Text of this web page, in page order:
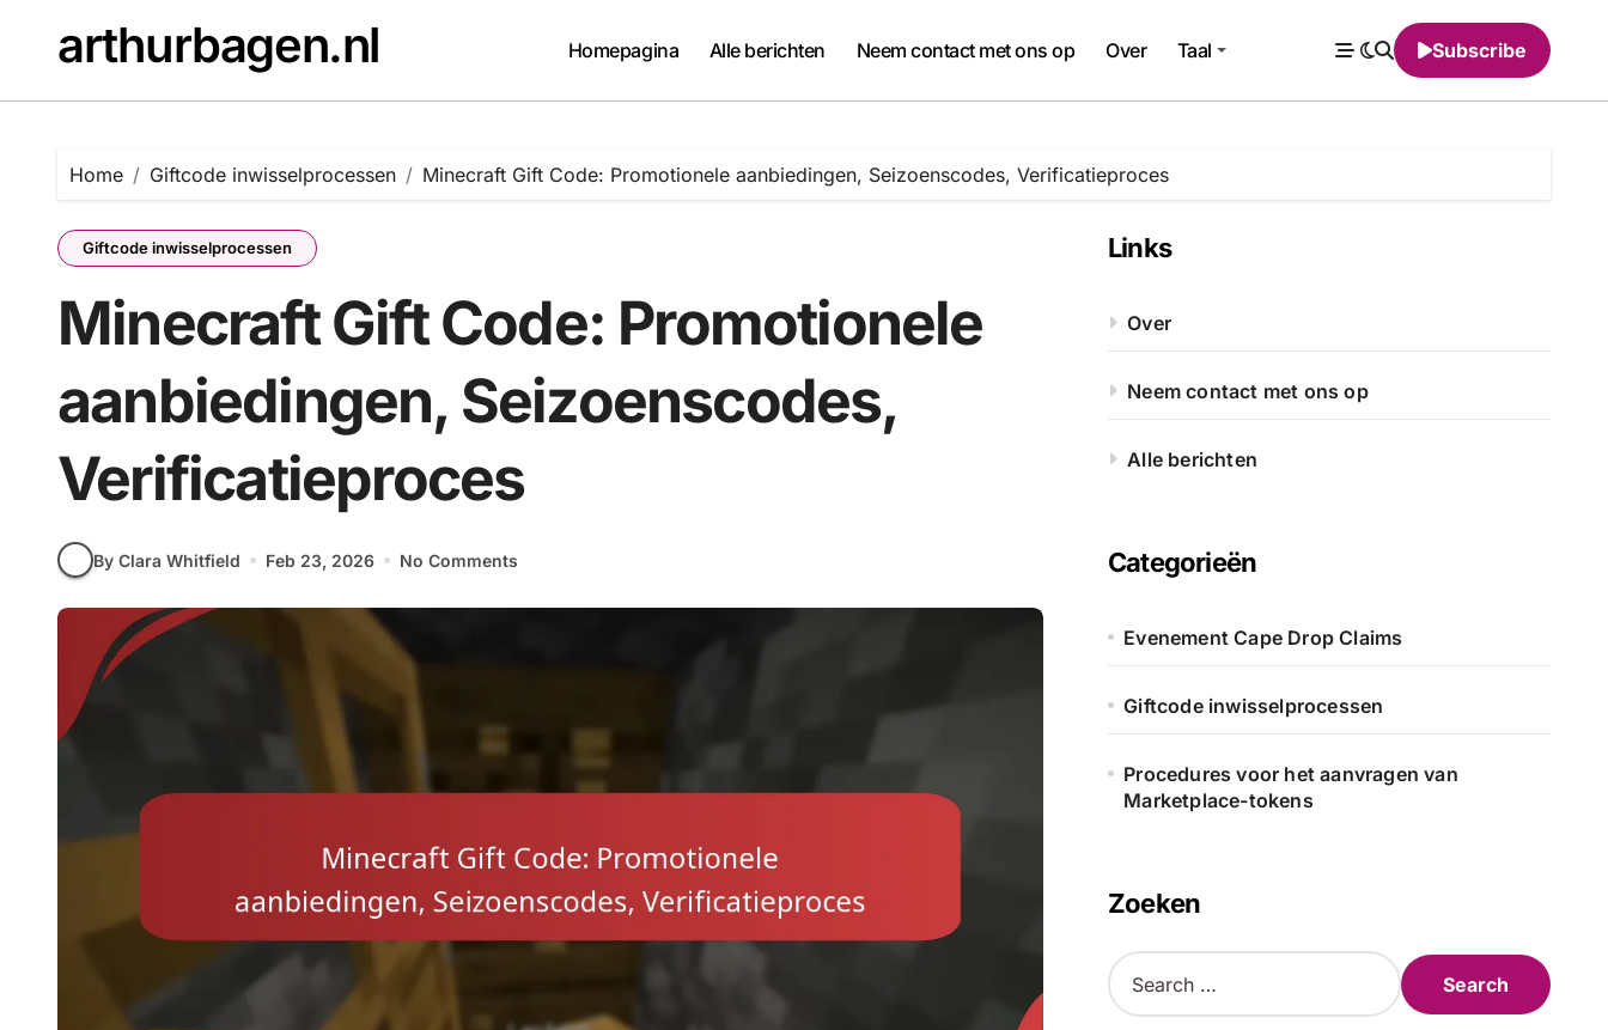
contentarthurbagen.nl Homepagina Alle berichten Neem contact met ons op Over Taal Subscribe
Home Giftcode inwisselprocessen Minecraft Gift Code: Promotionele aanbiedingen, Seizoenscodes, Verificatieproces
Giftcode inwisselprocessen
Minecraft Gift Code: Promotionele
aanbiedingen, Seizoenscodes,
Verificatieproces
By Clara Whitfield Feb 23, 2026 No Comments
Links
Over
Neem contact met ons op
Alle berichten
Categorieën
Evenement Cape Drop Claims
Giftcode inwisselprocessen
Procedures voor het aanvragen van
Marketplace-tokens
Zoeken
S
e